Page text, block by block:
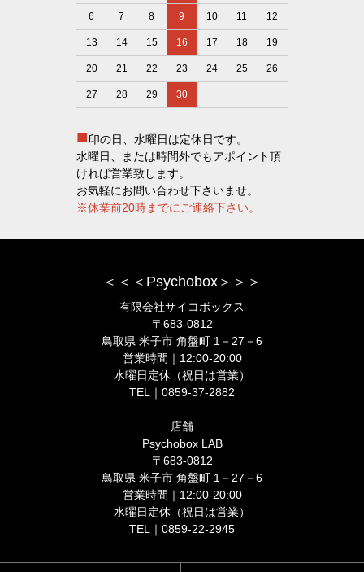
6 7 8 9 10 11 12
13 14 15 16 17 18 19
20 21 22 23 24 25 26
27 28 29 30
■印の日、水曜日は定休日です。
水曜日、または時間外でもアポイント頂
ければ営業致します。
お気軽にお問い合わせ下さいませ。
※休業前20時までにご連絡下さい。
＜＜＜Psychobox＞＞＞
有限会社サイコボックス
〒683-0812
鳥取県 米子市 角盤町 1－27－6
営業時間｜12:00-20:00
水曜日定休（祝日は営業）
TEL｜0859-37-2882
店舗
Psychobox LAB
〒683-0812
鳥取県 米子市 角盤町 1－27－6
営業時間｜12:00-20:00
水曜日定休（祝日は営業）
TEL｜0859-22-2945